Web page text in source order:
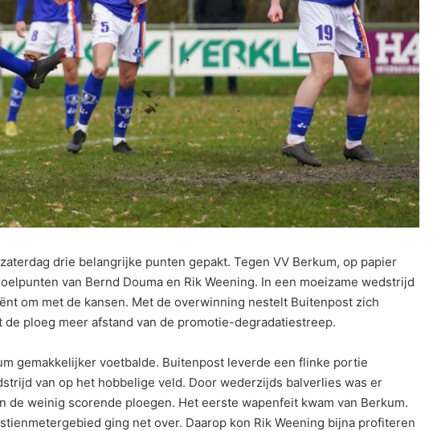
drie belangrijke punten gepakt. Tegen VV Berkum, op papier
van Bernd Douma en Rik Weening. In een moeizame wedstrijd
om met de kansen. Met de overwinning nestelt Buitenpost zich
ploeg meer afstand van de promotie-degradatiestreep.
gemakkelijker voetbalde. Buitenpost leverde een flinke portie
van op het hobbelige veld. Door wederzijds balverlies was er
de weinig scorende ploegen. Het eerste wapenfeit kwam van Berkum.
ging net over. Daarop kon Rik Weening bijna profiteren